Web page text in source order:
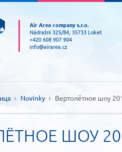
Air Area company s.r.o.
Nádražní 325/84, 35733 Loket
+420 608 907 904
info@airarea.cz
Novinky Вертолётное шоу
ШОУ